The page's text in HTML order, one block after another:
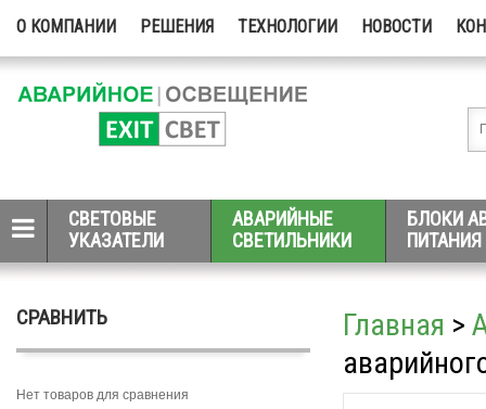
О КОМПАНИИ РЕШЕНИЯ ТЕХНОЛОГИИ НОВОСТИ
СВЕТОВЫЕ
УКАЗАТЕЛИ
АВАРИЙНЫЕ
СВЕТИЛЬНИКИ
БЛОКИ
ПИТАНИЯ
СРАВНИТЬ
Нет товаров для сравнения
Главная >